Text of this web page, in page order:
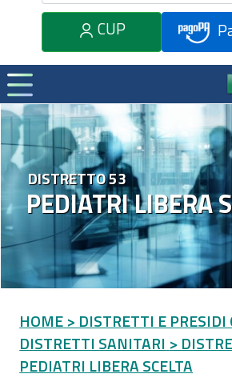
CUP
PEDIATRI LIBERA
DISTRETTO 53
HOME > DISTRETTI E PRESIDI
DISTRETTI SANITARI >
PEDIATRI LIBERA SCELTA